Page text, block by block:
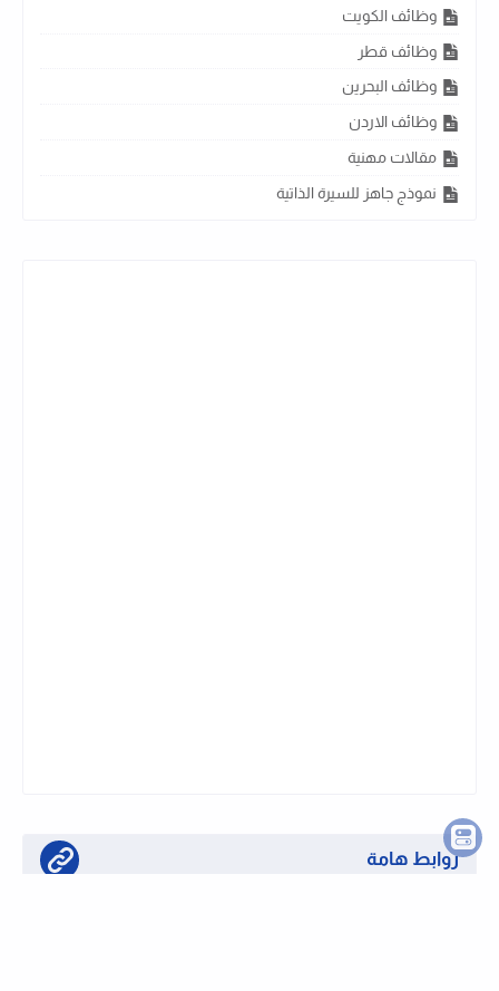
وظائف الكويت
وظائف قطر
وظائف البحرين
وظائف الاردن
مقالات مهنية
نموذج جاهز للسيرة الذاتية
روابط هامة